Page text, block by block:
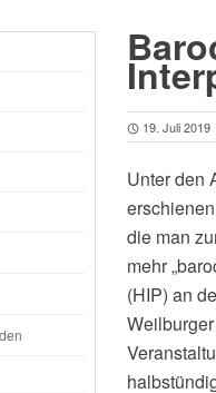
19. Juli 2019
Unter den
die man
mehr
(HIP) an